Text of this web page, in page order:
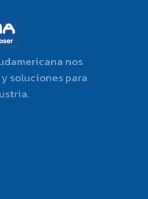
nos
soluciones para